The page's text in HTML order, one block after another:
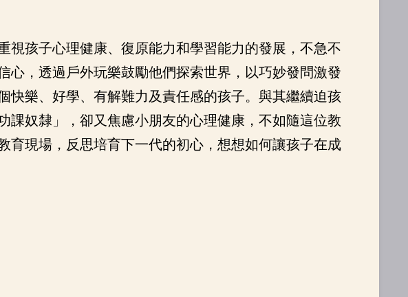
視孩子心理健康、復原能力和學習能力的發展，不急不
心，透過戶外玩樂鼓勵他們探索世界，以巧妙發問激發
快樂、好學、有解難力及責任感的孩子。與其繼續迫孩
課奴隸」，卻又焦慮小朋友的心理健康，不如隨這位教
育現場，反思培育下一代的初心，想想如何讓孩子在成